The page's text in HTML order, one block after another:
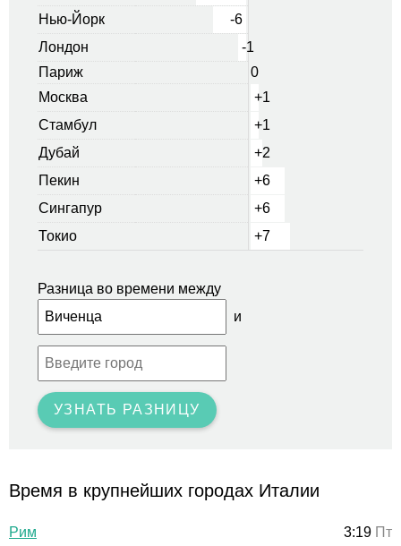
Нью-Йорк
-6
Лондон
-1
Париж
0
Москва
+1
Стамбул
+1
Дубай
+2
Пекин
+6
Сингапур
+6
Токио
+7
Разница во времени между
и
УЗНАТЬ РАЗНИЦУ
Время в крупнейших городах Италии
Рим 3:19 Пт